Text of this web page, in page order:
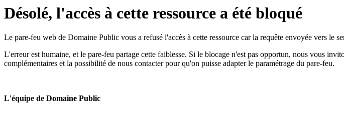
Désolé, l'accès à cette ressource a été bloqué
Le pare-feu web de Domaine Public vous a refusé l'accès à cette ressource car la requête envoyée vers le
L'erreur est humaine, et le pare-feu partage cette faiblesse. Si le blocage n'est pas opportun, nous vous
complémentaires et la possibilité de nous contacter pour qu'on puisse adapter le paramétrage du pare-feu.
L'équipe de Domaine Public